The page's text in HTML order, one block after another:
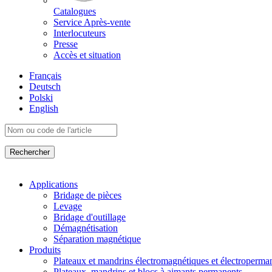
Catalogues
Service Après-vente
Interlocuteurs
Presse
Accès et situation
Français
Deutsch
Polski
English
Applications
Bridage de pièces
Levage
Bridage d'outillage
Démagnétisation
Séparation magnétique
Produits
Plateaux et mandrins électromagnétiques et